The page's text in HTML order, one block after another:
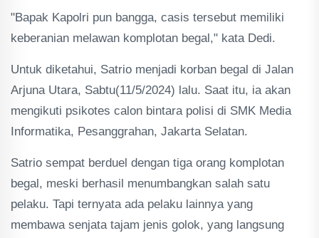
"Bapak Kapolri pun bangga, casis tersebut memiliki
keberanian melawan komplotan begal," kata Dedi.
Untuk diketahui, Satrio menjadi korban begal di Jalan
Arjuna Utara, Sabtu(11/5/2024) lalu. Saat itu, ia akan
mengikuti psikotes calon bintara polisi di SMK Media
Informatika, Pesanggrahan, Jakarta Selatan.
Satrio sempat berduel dengan tiga orang komplotan
begal, meski berhasil menumbangkan salah satu
pelaku. Tapi ternyata ada pelaku lainnya yang
membawa senjata tajam jenis golok, yang langsung